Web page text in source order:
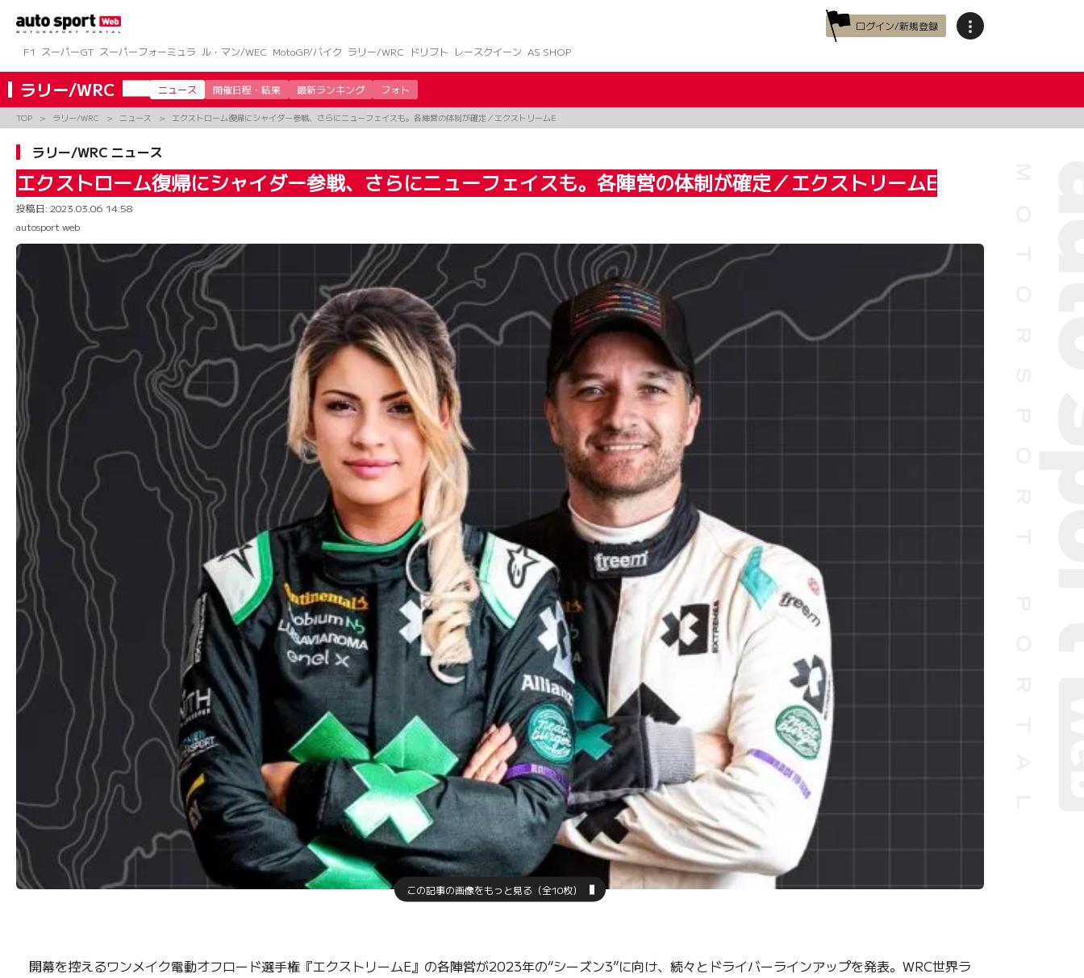
ツ
へ
ス
キ
ッ
ログイン/新規登録
F1
スーパーGT スーパーフォーミュラ ル・マン/WEC MotoGP/バイク ラリー/WRC ドリフト レースクイーン AS SHOP
ラリー/WRC ニュース 開催日程・結果 最新ランキング フォト
TOP ラリー/WRC ニュース エクストローム復帰にシャイダー参戦、さらにニューフェイスも。各陣営の体制が確定／エクストリームE
ラリー/WRC ニュース
エクストローム復帰にシャイダー参戦、さらにニューフェイスも。各陣営の体制が確定／エクストリームE
投稿日: 2023.03.06 14:58
autosport web
この記事の画像をもっと見る（全10枚）
開幕を控えるワンメイク電動オフロード選手権『エクストリームE』の各陣営が2023年の“シーズン3”に向け、続々とドライバーラインアップを発表。WRC世界ラ